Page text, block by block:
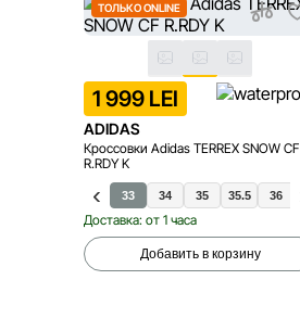
ТОЛЬКО ONLINE
1 999 LEI
ADIDAS
Кроссовки Adidas TERREX SNOW CF
R.RDY K
32 33 34 35 35.5 36
Доставка: от 1 часа
Добавить в корзину